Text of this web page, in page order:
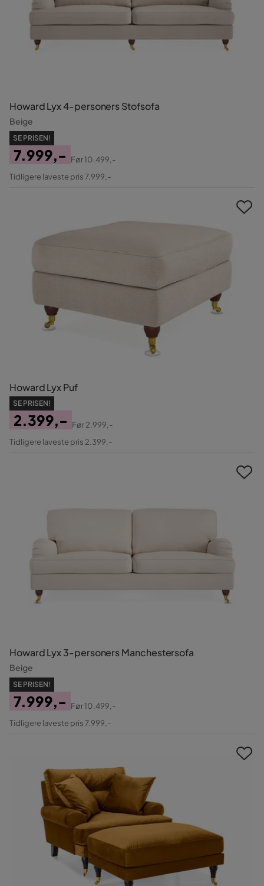
Howard Lyx 4-personers Stofsofa
Beige
SE PRISEN!
Pris
7.999,-
Original
Før10.499,-
Tidligere laveste pris 7.999,-
Howard Lyx Puf
SE PRISEN!
Pris
2.399,-
Original
Før2.999,-
Tidligere laveste pris 2.399,-
Howard Lyx 3-personers Manchestersofa
Beige
SE PRISEN!
Pris
7.999,-
Original
Før10.499,-
Tidligere laveste pris 7.999,-